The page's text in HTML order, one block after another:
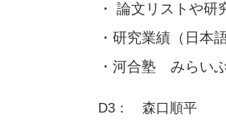
・ 論文リストや
・研究業績（日本
・河合塾 みらいぶ
D3： 森口順平